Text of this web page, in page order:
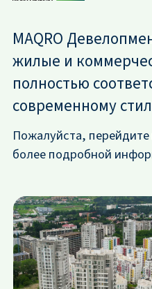
MAQRO
жилые и
полностью
современному
Пожалуйста,
более подробной